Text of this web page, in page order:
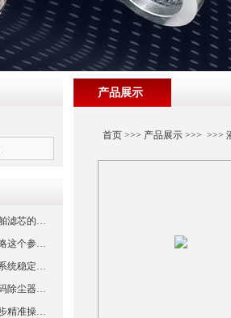
产品展示
首页>>> 产品展示>>> >>>
从海水过滤到燃油净化：船舶滤芯的多场景应用解析
汽轮机滤芯多久换一次？忽略这个参数，机组非停损失可能上百万！
液压油滤芯精度等级：守护系统稳定与寿命的“微米标尺”
从材质革新到结构优化，解码除尘器滤芯性能跃升的核心逻辑
数控机床滤芯安装指南：三步精准操作，杜绝设备“亚健康”